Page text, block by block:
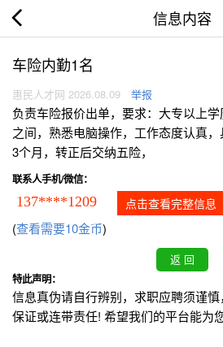
信息内容
车险内勤1名
惠民人才网 2026.08.09 举报
负责车险报价出单，要求：大专以上
之间，熟悉电脑操作，工作态度认真
3个月，转正后交纳五险，
联系人手机/微信：
137****1209 点击查看完整信息
(查看需要10金币)
特此声明：
信息真伪请自行辨别，求职应聘须谨
保证或连带责任! 希望我们的平台能为